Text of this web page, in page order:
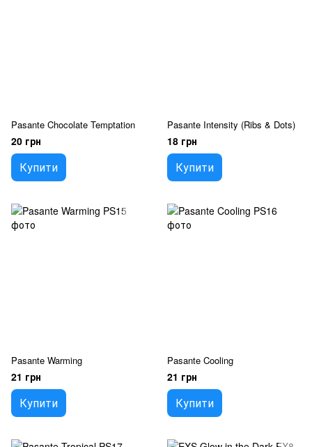
Pasante Chocolate Temptation
20 грн
Купити
Pasante Intensity (Ribs & Dots)
18 грн
Купити
Pasante Warming
21 грн
Купити
Pasante Cooling
21 грн
Купити